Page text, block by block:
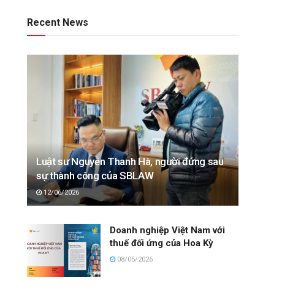
Recent News
Luật sư Nguyễn Thanh Hà, người đứng sau
sự thành công của SBLAW
12/06/2026
Doanh nghiệp Việt Nam với
thuế đối ứng của Hoa Kỳ
08/05/2026